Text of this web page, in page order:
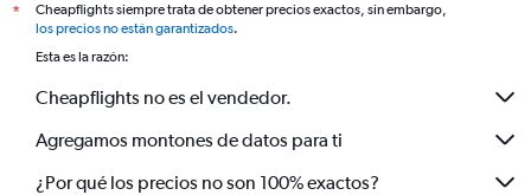
*
Cheapflights siempre trata de obtener precios exactos, sin embargo,
los precios no están garantizados.
Esta es la razón:
Cheapflights no es el vendedor.
Agregamos montones de datos para ti
¿Por qué los precios no son 100% exactos?